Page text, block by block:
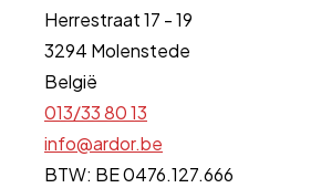
Herrestraat 17 - 19
3294 Molenstede
België
013/33 80 13
info@ardor.be
BTW: BE 0476.127.666